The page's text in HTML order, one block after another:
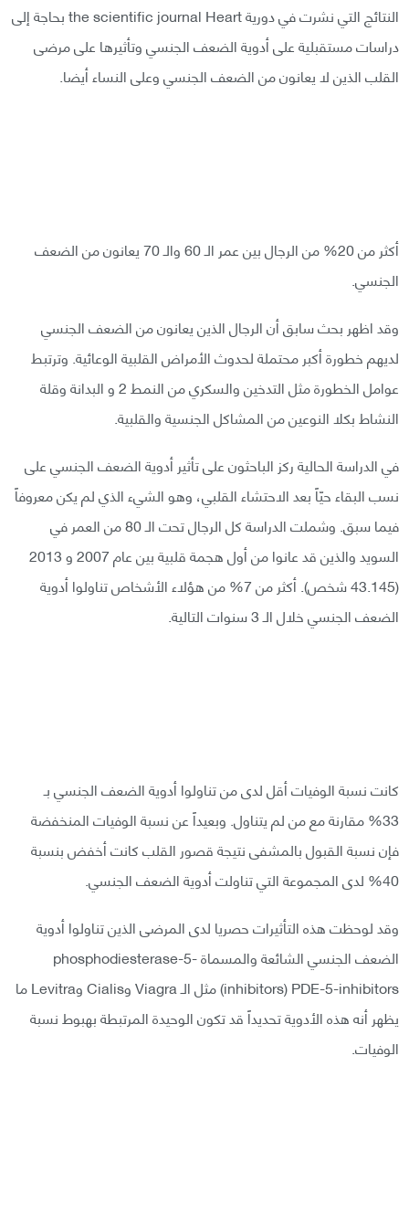
النتائج التي نشرت في دورية the scientific journal Heart بحاجة إلى
دراسات مستقبلية على أدوية الضعف الجنسي وتأثيرها على مرضى
القلب الذين لا يعانون من الضعف الجنسي وعلى النساء أيضا.
أكثر من 20% من الرجال بين عمر الـ 60 والـ 70 يعانون من الضعف
الجنسي.
وقد اظهر بحث سابق أن الرجال الذين يعانون من الضعف الجنسي
لديهم خطورة أكبر محتملة لحدوث الأمراض القلبية الوعائية. وترتبط
عوامل الخطورة مثل التدخين والسكري من النمط 2 و البدانة وقلة
النشاط بكلا النوعين من المشاكل الجنسية والقلبية.
في الدراسة الحالية ركز الباحثون على تأثير أدوية الضعف الجنسي على
نسب البقاء حيّاً بعد الاحتشاء القلبي، وهو الشيء الذي لم يكن معروفاً
فيما سبق. وشملت الدراسة كل الرجال تحت الـ 80 من العمر في
السويد والذين قد عانوا من أول هجمة قلبية بين عام 2007 و 2013
(43.145 شخص). أكثر من 7% من هؤلاء الأشخاص تناولوا أدوية
الضعف الجنسي خلال الـ 3 سنوات التالية.
كانت نسبة الوفيات أقل لدى من تناولوا أدوية الضعف الجنسي بـ
33% مقارنة مع من لم يتناول. وبعيداً عن نسبة الوفيات المنخفضة
فإن نسبة القبول بالمشفى نتيجة قصور القلب كانت أخفض بنسبة
40% لدى المجموعة التي تناولت أدوية الضعف الجنسي.
وقد لوحظت هذه التأثيرات حصريا لدى المرضى الذين تناولوا أدوية
الضعف الجنسي الشائعة والمسماة phosphodiesterase-5-
inhibitors) PDE-5-inhibitors) مثل الـ Viagra وCialis وLevitra ما
يظهر أنه هذه الأدوية تحديداً قد تكون الوحيدة المرتبطة بهبوط نسبة
الوفيات.